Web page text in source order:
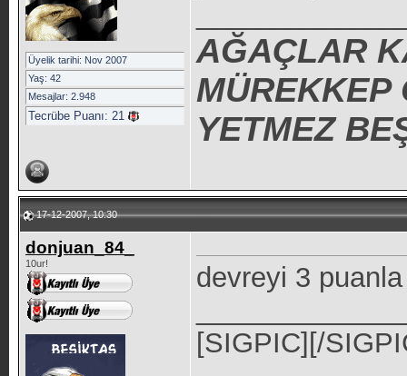
Üyelik tarihi: Nov 2007
Yaş: 42
Mesajlar: 2.948
Tecrübe Puanı: 21
AĞAÇLAR
MÜREKKEP
YETMEZ
17-12-2007, 10:30
donjuan_84_
10ur!
devreyi 3
[SIGPIC][/